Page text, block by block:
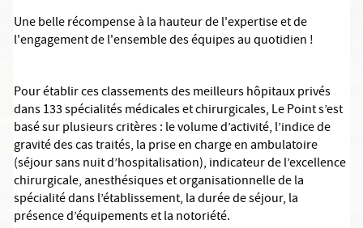
Une belle récompense à la hauteur de l'expertise et de
l'engagement de l'ensemble des équipes au quotidien !
Pour établir ces classements des meilleurs hôpitaux privés
dans 133 spécialités médicales et chirurgicales, Le Point s’est
basé sur plusieurs critères : le volume d’activité, l’indice de
gravité des cas traités, la prise en charge en ambulatoire
(séjour sans nuit d’hospitalisation), indicateur de l’excellence
chirurgicale, anesthésiques et organisationnelle de la
spécialité dans l’établissement, la durée de séjour, la
présence d’équipements et la notoriété.